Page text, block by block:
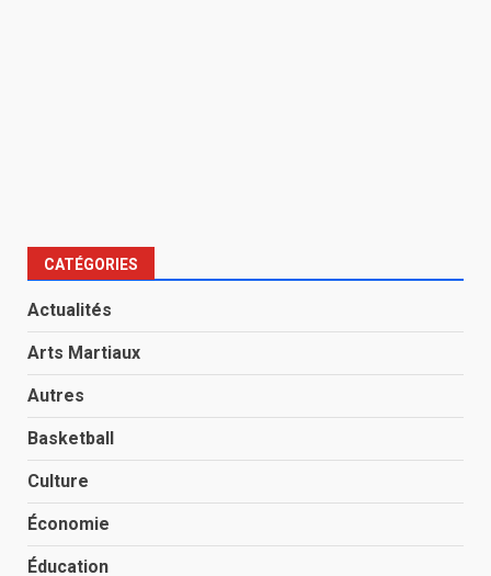
CATÉGORIES
Actualités
Arts Martiaux
Autres
Basketball
Culture
Économie
Éducation